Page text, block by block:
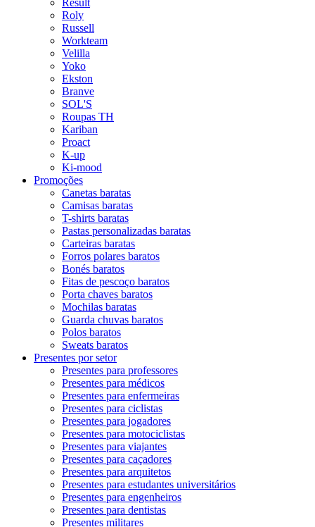
Roly
Russell
Workteam
Velilla
Yoko
Ekston
Branve
SOL'S
Roupas TH
Kariban
Proact
K-up
Ki-mood
Promoções
Canetas baratas
Camisas baratas
T-shirts baratas
Pastas personalizadas baratas
Carteiras baratas
Forros polares baratos
Bonés baratos
Fitas de pescoço baratos
Porta chaves baratos
Mochilas baratas
Guarda chuvas baratos
Polos baratos
Sweats baratos
Presentes por setor
Presentes para professores
Presentes para médicos
Presentes para enfermeiras
Presentes para ciclistas
Presentes para jogadores
Presentes para motociclistas
Presentes para viajantes
Presentes para caçadores
Presentes para arquitetos
Presentes para estudantes universitários
Presentes para engenheiros
Presentes para dentistas
Presentes militares